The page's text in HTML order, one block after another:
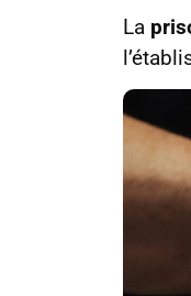
La